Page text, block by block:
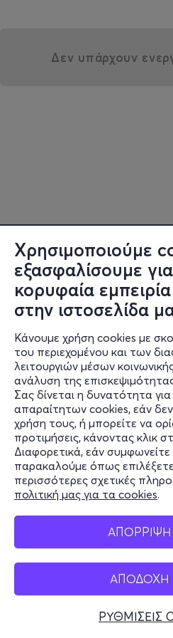
Χρησιμοποιούμε
εξασφαλίσουμε
κορυφαία
στην ιστοσελίδα
Κάνουμε χρήση cookies με
του περιεχομένου και των
λειτουργιών μέσων
ανάλυση της
Σας δίνεται η δυνατότητα
απαραίτητων cookies, εάν
χρήση τους, ή μπορείτε να
προτιμήσεις, κάνοντας κλικ
Διαφορετικά, εάν
παρακαλούμε όπως
περισσότερες σχετικές
πολιτική μας για τα cookies.
ΑΠΟΔΟΧΗ
ΡΥΘΜΙΣΕΙΣ
Δεν υπάρχουν